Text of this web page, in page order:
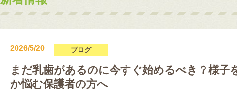
2026/5/20 ブログ
まだ乳歯があるのに今すぐ始めるべき？様子
か悩む保護者の方へ